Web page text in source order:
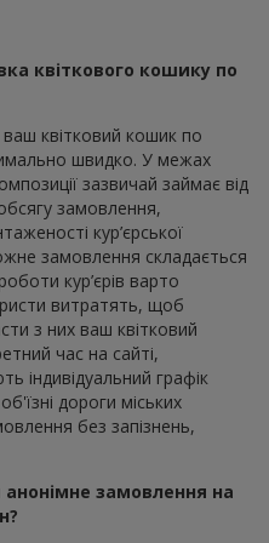
квіткового кошику по
квітковий кошик по
швидко. У межах
зазвичай займає від
замовлення,
кур’єрської
замовлення складається
кур’єрів варто
витратять, щоб
з них ваш квітковий
час на сайті,
індивідуальний графік
дороги міських
без запізнень,
замовлення на